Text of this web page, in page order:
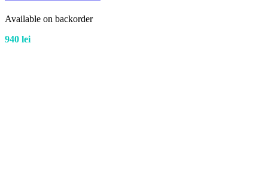
Available on backorder
940 lei